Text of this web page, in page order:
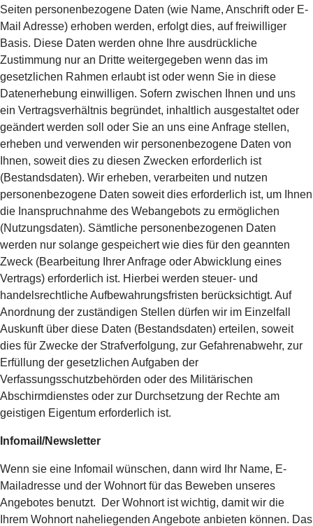
Seiten personenbezogene Daten (wie Name, Anschrift oder E-
Mail Adresse) erhoben werden, erfolgt dies, auf freiwilliger
Basis. Diese Daten werden ohne Ihre ausdrückliche
Zustimmung nur an Dritte weitergegeben wenn das im
gesetzlichen Rahmen erlaubt ist oder wenn Sie in diese
Datenerhebung einwilligen. Sofern zwischen Ihnen und uns
ein Vertragsverhältnis begründet, inhaltlich ausgestaltet oder
geändert werden soll oder Sie an uns eine Anfrage stellen,
erheben und verwenden wir personenbezogene Daten von
Ihnen, soweit dies zu diesen Zwecken erforderlich ist
(Bestandsdaten). Wir erheben, verarbeiten und nutzen
personenbezogene Daten soweit dies erforderlich ist, um Ihnen
die Inanspruchnahme des Webangebots zu ermöglichen
(Nutzungsdaten). Sämtliche personenbezogenen Daten
werden nur solange gespeichert wie dies für den geannten
Zweck (Bearbeitung Ihrer Anfrage oder Abwicklung eines
Vertrags) erforderlich ist. Hierbei werden steuer- und
handelsrechtliche Aufbewahrungsfristen berücksichtigt. Auf
Anordnung der zuständigen Stellen dürfen wir im Einzelfall
Auskunft über diese Daten (Bestandsdaten) erteilen, soweit
dies für Zwecke der Strafverfolgung, zur Gefahrenabwehr, zur
Erfüllung der gesetzlichen Aufgaben der
Verfassungsschutzbehörden oder des Militärischen
Abschirmdienstes oder zur Durchsetzung der Rechte am
geistigen Eigentum erforderlich ist.
Infomail/Newsletter
Wenn sie eine Infomail wünschen, dann wird Ihr Name, E-
Mailadresse und der Wohnort für das Beweben unseres
Angebotes benutzt. Der Wohnort ist wichtig, damit wir die
Ihrem Wohnort naheliegenden Angebote anbieten können. Das